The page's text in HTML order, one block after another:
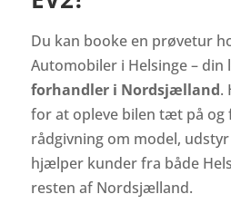
Du kan booke en prøvetur
Automobiler i Helsinge – din
forhandler i Nordsjælland.
for at opleve bilen tæt på og
rådgivning om model,
hjælper kunder fra både
resten af Nordsjælland.